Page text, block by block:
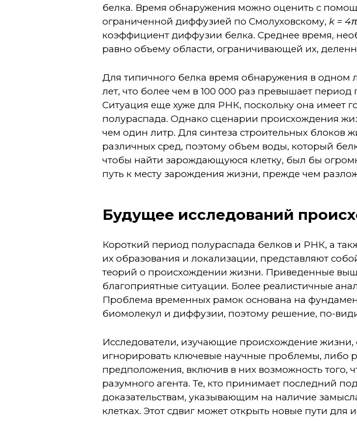
белка. Время обнаружения можно оценить с
ограниченной диффузией по Смолуховскому, k =
коэффициент диффузии белка. Среднее время,
равно объему области, ограничивающей их,
Для типичного белка время обнаружения в одном
лет, что более чем в 100 000 раз превышает
Ситуация еще хуже для РНК, поскольку она имеет
полураспада. Однако сценарии происхождения
чем один литр. Для синтеза строительных блоков
различных сред, поэтому объем воды, который
чтобы найти зарождающуюся клетку, был бы
путь к месту зарождения жизни, прежде чем
Будущее исследований
Короткий период полураспада белков и РНК, а
их образования и локализации, представляют
теорий о происхождении жизни. Приведенные
благоприятные ситуации. Более реалистичные
Проблема временных рамок основана на
биомолекул и диффузии, поэтому решение, по-
Исследователи, изучающие происхождение
игнорировать ключевые научные проблемы, либо
предположения, включив в них возможность того,
разумного агента. Те, кто принимает последний
доказательствам, указывающим на наличие
клетках. Этот сдвиг может открыть новые пути для